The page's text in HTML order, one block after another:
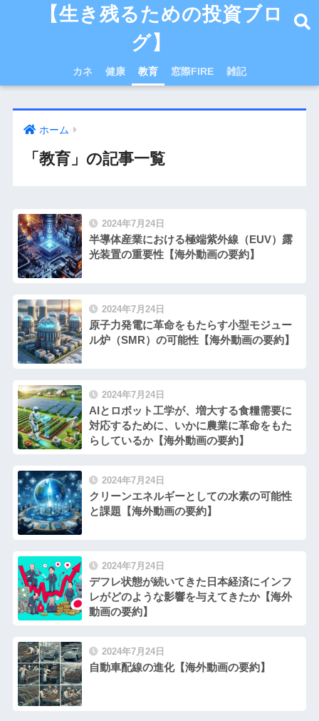
【生き残るための投資ブロ
グ】
カネ 健康 教育 窓際FIRE 雑記
ホーム
「教育」の記事一覧
2024年7月24日
半導体産業における極端紫外線（EUV）露
光装置の重要性【海外動画の要約】
2024年7月24日
原子力発電に革命をもたらす小型モジュー
ル炉（SMR）の可能性【海外動画の要約】
2024年7月24日
AIとロボット工学が、増大する食糧需要に
対応するために、いかに農業に革命をもた
らしているか【海外動画の要約】
2024年7月24日
クリーンエネルギーとしての水素の可能性
と課題【海外動画の要約】
2024年7月24日
デフレ状態が続いてきた日本経済にインフ
レがどのような影響を与えてきたか【海外
動画の要約】
2024年7月24日
自動車配線の進化【海外動画の要約】